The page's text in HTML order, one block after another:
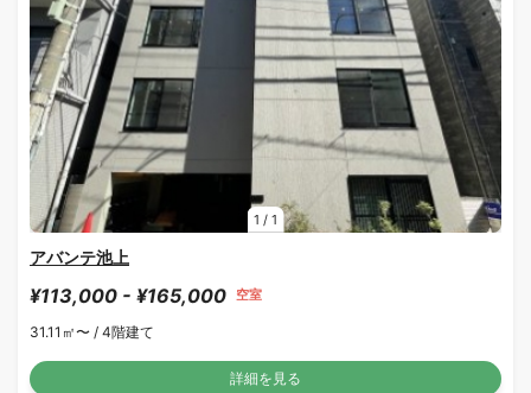
1 / 1
アバンテ池上
¥113,000 - ¥165,000 空室
31.11㎡〜 / 4階建て
詳細を見る